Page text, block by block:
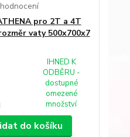
pro 2T a 4T
vaty 500x700x7
IHNED K
ODBĚRU -
dostupné
omezené
množství
do košíku